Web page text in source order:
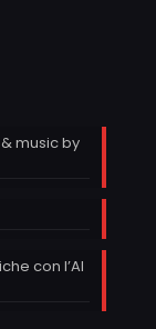
music by
con l’AI